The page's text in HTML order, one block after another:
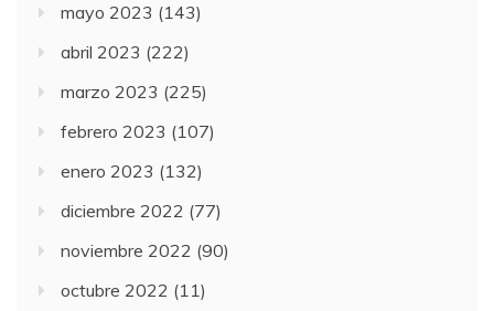
mayo 2023 (143)
abril 2023 (222)
marzo 2023 (225)
febrero 2023 (107)
enero 2023 (132)
diciembre 2022 (77)
noviembre 2022 (90)
octubre 2022 (11)